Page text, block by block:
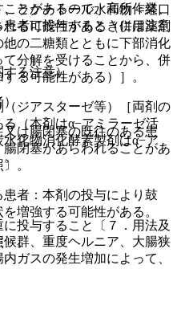
ラクチトール水和物＜経口
る可能性がある（併用薬剤
の二糖類とともに下部消化
分解を受けることから、併
る可能性がある）］。
ジアスターゼ等）［両剤の
（本剤はα−アミラーゼ活
化物消化酵素製剤はα−ア
。
投与すること〔７．用法及
〕。
とがあるので、高所作業、
者に投与するときには注意
。
する注意）
）
は腸閉塞の既往のある患
閉塞があらわれることがあ
。
者：本剤の投与により鼓
増強する可能性がある。
群、重度ヘルニア、大腸狭
ガスの発生増加によって、